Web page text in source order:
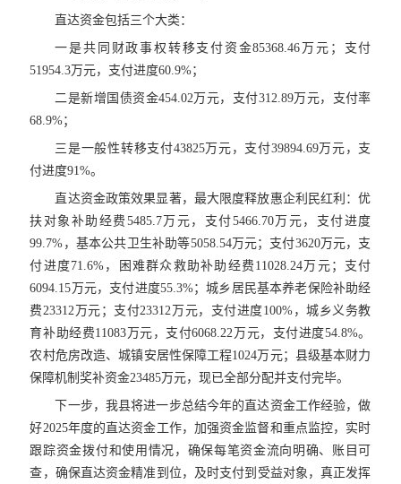
直达资金包括三个大类：
一是共同财政事权转移支付资金85368.46万元；支付
51954.3万元，支付进度60.9%；
二是新增国债资金454.02万元，支付312.89万元，支付率
68.9%；
三是一般性转移支付43825万元，支付39894.69万元，支
付进度91%。
直达资金政策效果显著，最大限度释放惠企利民红利：优
扶对象补助经费5485.7万元，支付5466.70万元，支付进度
99.7%，基本公共卫生补助等5058.54万元；支付3620万元，支
付进度71.6%，困难群众救助补助经费11028.24万元；支付
6094.15万元，支付进度55.3%；城乡居民基本养老保险补助经
费23312万元；支付23312万元，支付进度100%，城乡义务教
育补助经费11083万元，支付6068.22万元，支付进度54.8%。
农村危房改造、城镇安居性保障工程1024万元；县级基本财力
保障机制奖补资金23485万元，现已全部分配并支付完毕。
下一步，我县将进一步总结今年的直达资金工作经验，做
好2025年度的直达资金工作，加强资金监督和重点监控，实时
跟踪资金拨付和使用情况，确保每笔资金流向明确、账目可
查，确保直达资金精准到位，及时支付到受益对象，真正发挥